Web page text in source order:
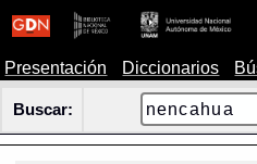
Presentación Diccionarios
Buscar: